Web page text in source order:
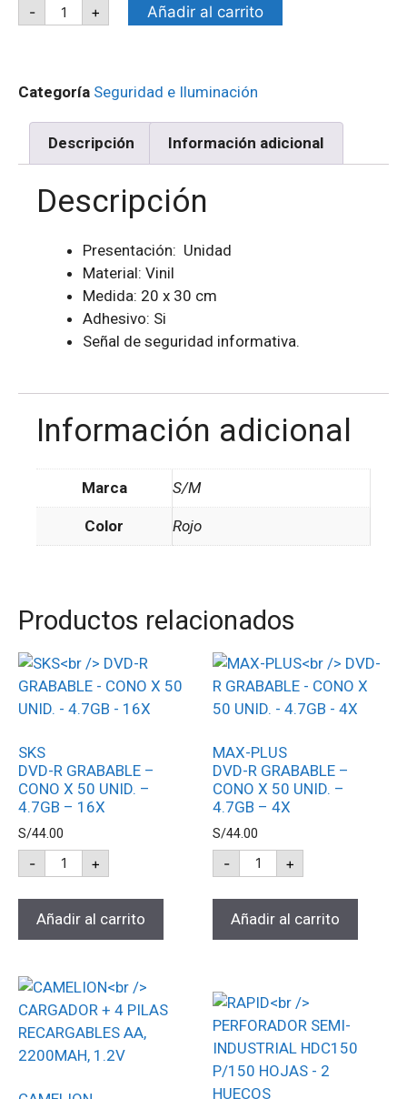
- + Añadir al carrito
Categoría Seguridad e Iluminación
Descripción Información adicional
Descripción
Presentación: Unidad
Material: Vinil
Medida: 20 x 30 cm
Adhesivo: Si
Señal de seguridad informativa.
Información adicional
Marca S/M
Color Rojo
Productos relacionados
SKS
DVD-R GRABABLE –
CONO X 50 UNID. –
4.7GB – 16X
S/44.00
- +
Añadir al carrito
MAX-PLUS
DVD-R GRABABLE –
CONO X 50 UNID. –
4.7GB – 4X
S/44.00
- +
Añadir al carrito